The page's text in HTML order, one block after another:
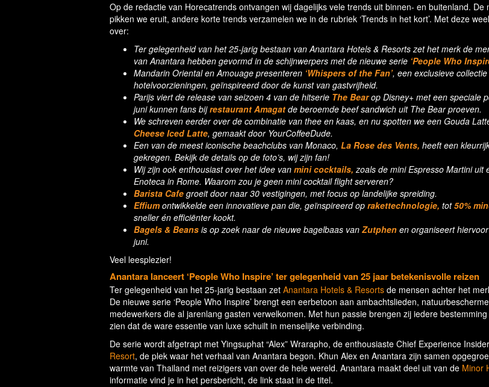
Op de redactie van Horecatrends ontvangen wij dagelijks vele trends uit binnen- en buitenland. De
pikken we eruit, andere korte trends verzamelen we in de rubriek ‘Trends in het kort’. Met deze
over:
Ter gelegenheid van het 25-jarig bestaan van Anantara Hotels & Resorts zet het merk de
van Anantara hebben gevormd in de schijnwerpers met de nieuwe serie ‘People Who
Mandarin Oriental en Amouage presenteren ‘Whispers of the Fan’, een exclusieve
hotelvoorzieningen, geïnspireerd door de kunst van gastvrijheid.
Parijs viert de release van seizoen 4 van de hitserie The Bearop Disney+ met een speciale
juni kunnen fans bijrestaurant Amagat de beroemde beef sandwich uit The Bear proeven.
We schreven eerder over de combinatie van thee en kaas, en nu spotten we een Gouda
Cheese Iced Latte, gemaakt door YourCoffeeDude.
Een van de meest iconische beachclubs van Monaco, La Rose des Vents, heeft een
gekregen. Bekijk de details op de foto’s, wij zijn fan!
Wij zijn ook enthousiast over het idee van mini cocktails, zoals de mini Espresso Martini uit
Enoteca in Rome. Waarom zou je geen mini cocktail flight serveren?
Barista Cafe groeit door naar 30 vestigingen, met focus op landelijke spreiding.
Effiumontwikkelde een innovatieve pan die, geïnspireerd op rakettechnologie, tot50%
sneller én efficiënter kookt.
Bagels & Beans is op zoek naar de nieuwe bagelbaas van Zutphen en organiseert
juni.
Veel leesplezier!
Anantara lanceert ‘People Who Inspire’ ter gelegenheid van 25 jaar betekenisvolle reizen
Ter gelegenheid van het 25-jarig bestaan zet Anantara Hotels & Resorts de mensen achter het
De nieuwe serie ‘People Who Inspire’ brengt een eerbetoon aan ambachtslieden,
medewerkers die al jarenlang gasten verwelkomen. Met hun passie brengen zij iedere
zien dat de ware essentie van luxe schuilt in menselijke verbinding.
De serie wordt afgetrapt met Yingsuphat “Alex” Wrarapho, de enthousiaste Chief Experience
Resort, de plek waar het verhaal van Anantara begon. Khun Alex en Anantara zijn samen
warmte van Thailand met reizigers van over de hele wereld. Anantara maakt deel uit van de Minor
informatie vind je in het persbericht, de link staat in de titel.